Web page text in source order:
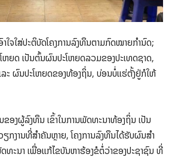
ໃຈໃສ່ປະຕິບັດໂຄງການລົງທຶນຕາມກົດໝາຍກໍານົດ;
ຍດ ເປັນຕົ້ນຜົນປະໂຫຍດລວມຂອງປະເທດຊາດ,
ະ ຜົນປະໂຫຍດຂອງທ້ອງຖິ່ນ, ບ່ອນບໍ່ແຮ່ຕັ້ງຢູ່ກໍໃຫ້
ອງຜູ້ລົງທຶນ ເຂົ້າໃນການພັດທະນາທ້ອງຖິ່ນ ເປັນ
ຽກງານທີ່ສໍາຄັນຫຼາຍ, ໂຄງການລົງທຶນໄດ້ຮັບຜົນສໍາ
ທະນາ ເພື່ອແກ້ໄຂບັນຫາຮ້ອງຂໍຕໍ່ວ່າຂອງປະຊາຊົນ ທີ່